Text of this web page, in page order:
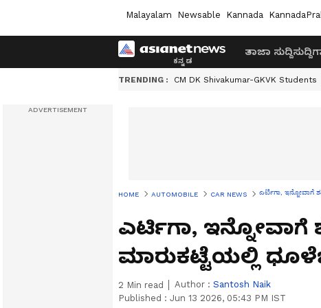
Malayalam Newsable Kannada
ತಾಜಾ ಸುದ್ದಿಸುದ್ದಿ
TRENDING : CM DK Shivakumar-GKVK Students
HOME AUTOMOBILE CAR NEWS ಎರ್ಟಿಗಾ, ಇನ್ನೋವಾಗೆ
ಎರ್ಟಿಗಾ, ಇನ್ನೋವಾಗೆ
ಮಾರುಕಟ್ಟೆಯಲ್ಲಿ
2 Min read Author : Santosh Naik
Published : Jun 13 2026, 05:43 PM IST